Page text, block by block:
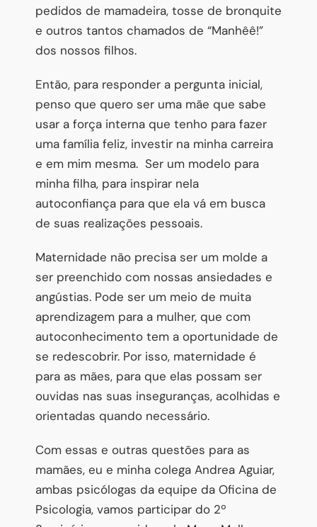
pedidos de mamadeira, tosse de bronquite
e outros tantos chamados de “Manhêê!”
dos nossos filhos.
Então, para responder a pergunta inicial,
penso que quero ser uma mãe que sabe
usar a força interna que tenho para fazer
uma família feliz, investir na minha carreira
e em mim mesma. Ser um modelo para
minha filha, para inspirar nela
autoconfiança para que ela vá em busca
de suas realizações pessoais.
Maternidade não precisa ser um molde a
ser preenchido com nossas ansiedades e
angústias. Pode ser um meio de muita
aprendizagem para a mulher, que com
autoconhecimento tem a oportunidade de
se redescobrir. Por isso, maternidade é
para as mães, para que elas possam ser
ouvidas nas suas inseguranças, acolhidas e
orientadas quando necessário.
Com essas e outras questões para as
mamães, eu e minha colega Andrea Aguiar,
ambas psicólogas da equipe da Oficina de
Psicologia, vamos participar do 2º